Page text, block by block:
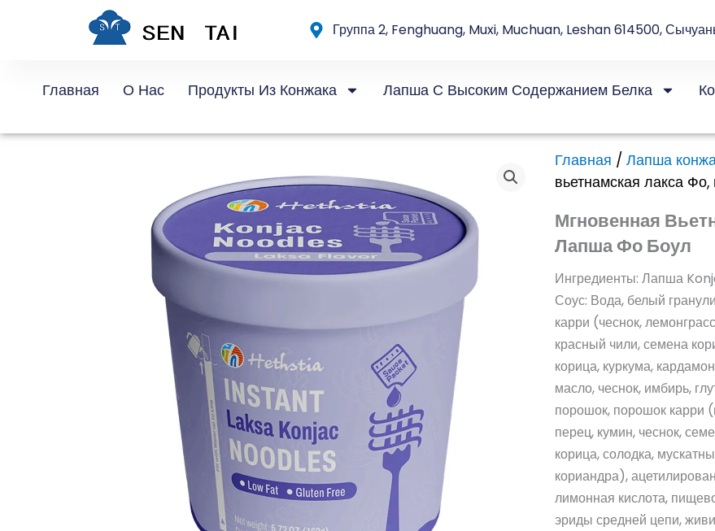
Группа 2, Fenghuang, Muxi, Muchuan, Leshan 614500,
Главная О Нас Продукты Из Конжака Лапша С Высоким Содержанием Белка
Главная / Лапша
вьетнамская лакса
Мгновенная
Лапша Фо Боул
Ингредиенты: Лапша
Соус: Вода, белый
карри (чеснок,
красный чили, семена
корица, куркума,
масло, чеснок, имбирь,
порошок, порошок карри
перец, кумин, чеснок,
корица, солодка,
кориандра),
лимонная кислота,
эриды средней цепи,